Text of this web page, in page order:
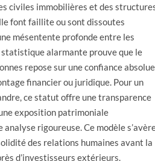
civiles immobilières et des
font faillite ou sont dissoutes
mésentente profonde entre les
alarmante prouve que le
repose sur une confiance absolue
financier ou juridique. Pour un
ce statut offre une transparence
exposition patrimoniale
rigoureuse. Ce modèle
des relations humaines avant la
d’investisseurs extérieurs.